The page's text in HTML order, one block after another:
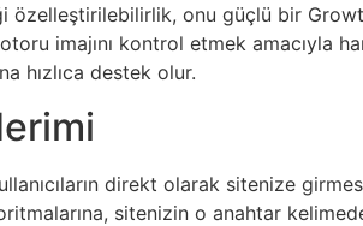
özelleştirilebilirlik, onu güçlü bir
imajını kontrol etmek amacıyla
hızlıca destek olur.
direkt olarak sitenize
sitenizin o anahtar